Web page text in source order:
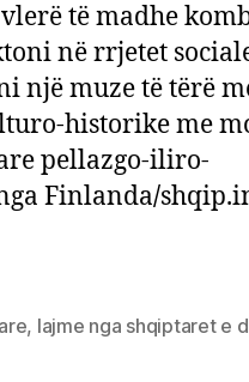
të madhe
në rrjetet
një muze të tërë
historike me
pellazgo-iliro-
Finlanda/
, lajme nga shqiptaret e